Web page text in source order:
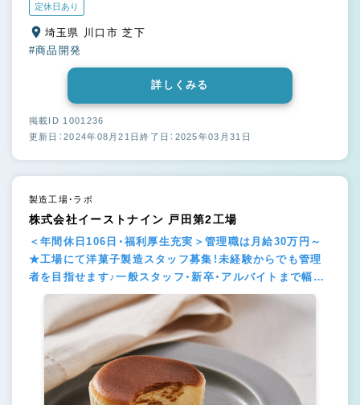
定休日あり
埼玉県 川口市 芝下
#商品開発
詳しくみる
掲載ID 1001236
更新日：2024年08月21日終了日：2025年03月31日
製造工場・ラボ
株式会社イーストナイン 戸田第2工場
＜年間休日106日・福利厚生充実＞管理職は月給30万円～
★工場にて洋菓子製造スタッフ募集！未経験からでも管理
者を目指せます♪一般スタッフ・新卒・アルバイトまで幅広
く歓迎！